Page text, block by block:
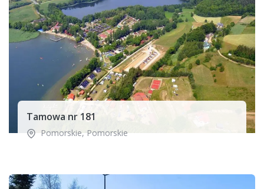
Tamowa nr 181
Pomorskie,Pomorskie